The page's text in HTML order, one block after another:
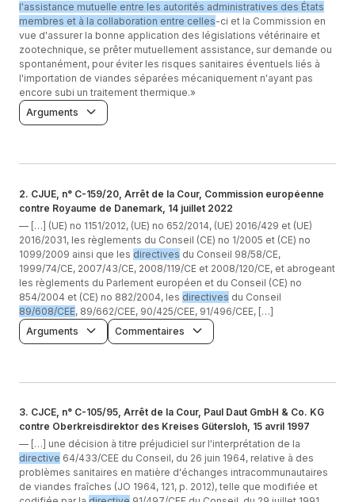
l'assistance mutuelle entre les autorités administratives des États
membres et à la collaboration entre celles-ci et la Commission en
vue d'assurer la bonne application des législations vétérinaire et
zootechnique, se prêter mutuellement assistance, sur demande ou
spontanément, pour éviter les risques sanitaires éventuels liés à
l'importation de viandes séparées mécaniquement n'ayant pas
encore subi un traitement thermique.»
Arguments
2. CJUE, n° C-159/20, Arrêt de la Cour, Commission européenne
contre Royaume de Danemark, 14 juillet 2022
— […] (UE) no 1151/2012, (UE) no 652/2014, (UE) 2016/429 et (UE)
2016/2031, les règlements du Conseil (CE) no 1/2005 et (CE) no
1099/2009 ainsi que les directives du Conseil 98/58/CE,
1999/74/CE, 2007/43/CE, 2008/119/CE et 2008/120/CE, et abrogeant
les règlements du Parlement européen et du Conseil (CE) no
854/2004 et (CE) no 882/2004, les directives du Conseil
89/608/CEE, 89/662/CEE, 90/425/CEE, 91/496/CEE, […]
Arguments
Commentaires
3. CJCE, n° C-105/95, Arrêt de la Cour, Paul Daut GmbH & Co. KG
contre Oberkreisdirektor des Kreises Gütersloh, 15 avril 1997
— […] une décision à titre préjudiciel sur l'interprétation de la
directive 64/433/CEE du Conseil, du 26 juin 1964, relative à des
problèmes sanitaires en matière d'échanges intracommunautaires
de viandes fraîches (JO 1964, 121, p. 2012), telle que modifiée et